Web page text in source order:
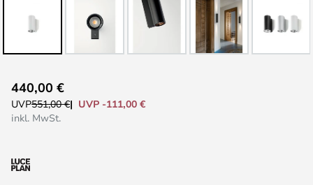
Anfang
der
440,00 €
UVP551,00 €
UVP -111,00 €
inkl. MwSt.